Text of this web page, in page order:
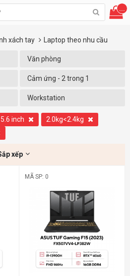
...
xách tay Laptop theo nhu cầu
Văn phòng
Cảm ứng - 2 trong 1
Workstation
inch
2.0kg<2.4kg
xếp
MÃ SP: 0